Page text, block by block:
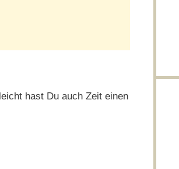
hast Du auch Zeit einen